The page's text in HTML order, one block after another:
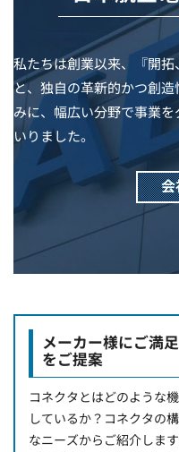
私たちは創業以来、『開
と、独自の革新的かつ創
みに、幅広い分野で事業
いりました。
会
メーカー様にご満
をご提案
コネクタとはどのような
しているか？コネクタの
なニーズからご紹介しま